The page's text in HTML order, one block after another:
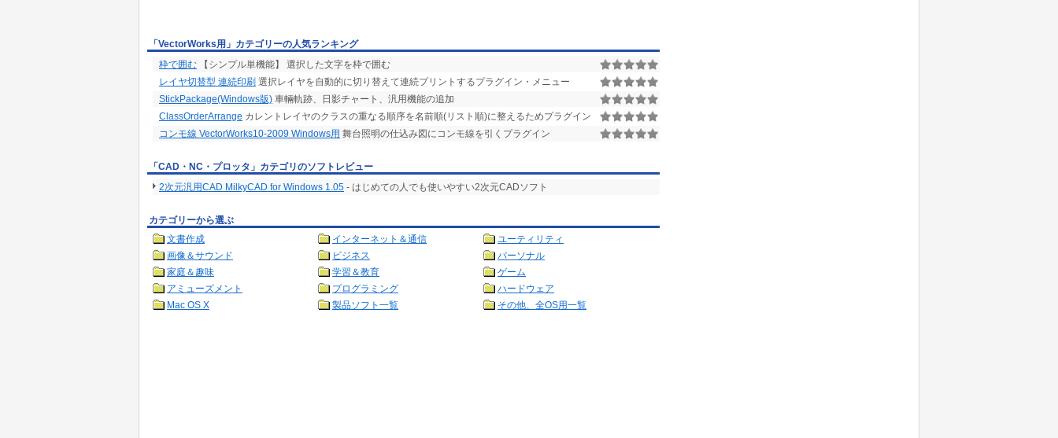
「VectorWorks用」カテゴリーの人気ランキング
枠で囲む 【シンプル単機能】 選択した文字を枠で囲む
レイヤ切替型 連続印刷 選択レイヤを自動的に切り替えて連続プリントするプラグイン・メニュー
StickPackage(Windows版) 車輛軌跡、日影チャート、汎用機能の追加
ClassOrderArrange カレントレイヤのクラスの重なる順序を名前順(リスト順)に整えるためプラグイン
コンモ線 VectorWorks10-2009 Windows用 舞台照明の仕込み図にコンモ線を引くプラグイン
「CAD・NC・プロッタ」カテゴリのソフトレビュー
2次元汎用CAD MilkyCAD for Windows 1.05 - はじめての人でも使いやすい2次元CADソフト
カテゴリーから選ぶ
文書作成
インターネット＆通信
ユーティリティ
画像＆サウンド
ビジネス
パーソナル
家庭＆趣味
学習＆教育
ゲーム
アミューズメント
プログラミング
ハードウェア
Mac OS X
製品ソフト一覧 その他、全OS用一覧